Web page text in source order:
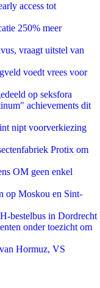
access tot
250% meer
vraagt uitstel van
voedt vrees voor
op seksfora
achievements dit
nipt voorverkiezing
Protix om
OM geen enkel
op Moskou en Sint-
bestelbus in Dordrecht
onder toezicht om
Hormuz, VS